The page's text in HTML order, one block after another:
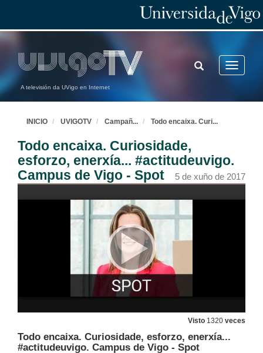
A televisión da UVigo en Internet
Toggle
TOGGLE
SEARCH
INICIO UVIGOTV Campañ... Todo encaixa. Curi...
Todo encaixa. Curiosidade,
esforzo, enerxía... #actitudeuvigo.
Campus de Vigo - Spot
5 de xuño de 2017
Visto 1320 veces
Todo encaixa. Curiosidade, esforzo, enerxía...
#actitudeuvigo. Campus de Vigo - Spot